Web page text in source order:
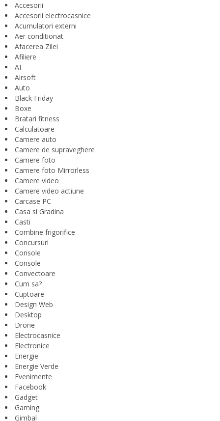
Accesorii
Accesorii electrocasnice
Acumulatori externi
Aer conditionat
Afacerea Zilei
Afiliere
AI
Airsoft
Auto
Black Friday
Boxe
Bratari fitness
Calculatoare
Camere auto
Camere de supraveghere
Camere foto
Camere foto Mirrorless
Camere video
Camere video actiune
Carcase PC
Casa si Gradina
Casti
Combine frigorifice
Concursuri
Console
Console
Convectoare
Cum sa?
Cuptoare
Design Web
Desktop
Drone
Electrocasnice
Electronice
Energie
Energie Verde
Evenimente
Facebook
Gadget
Gaming
Gimbal